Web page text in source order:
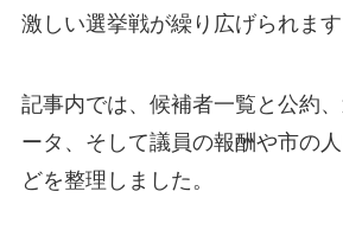
激しい選挙戦が繰り広げられます
記事内では、候補者一覧と公約
ータ、そして議員の報酬や市の
どを整理しました。